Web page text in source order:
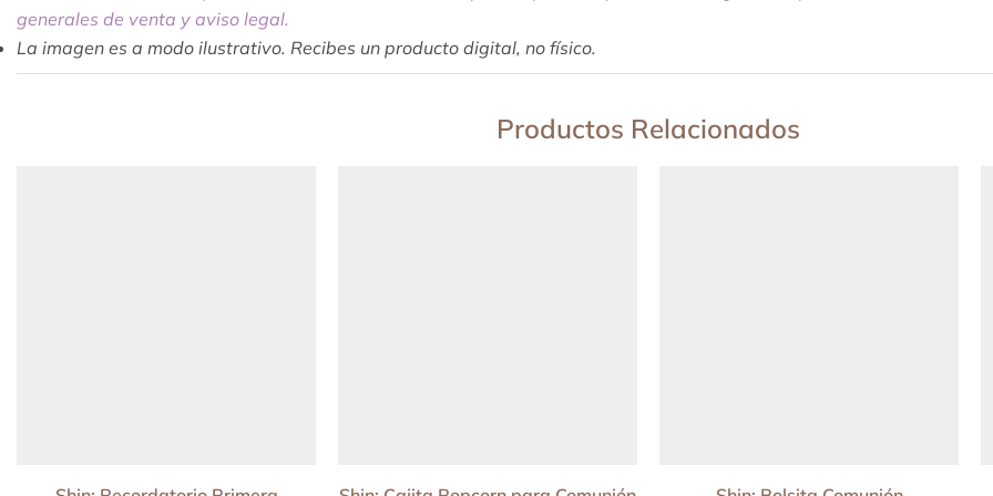
generales de venta y aviso legal.
La imagen es a modo ilustrativo. Recibes un producto digital, no físico.
Productos Relacionados